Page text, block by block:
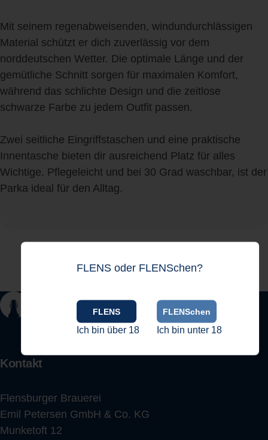
FLENS oder FLENSchen?
FLENS
Ich bin über 18
FLENSchen
Ich bin unter 18
Mit seinem regenabweisenden, windundurchlässigen
Material schützt er dich zuverlässig vor dem
norddeutschen Wetter. Die optimale Länge und der
gemütliche Schnitt sorgen für maximalen Komfort,
während das schlichte Design und die zeitlose
schwarze Farbe zu jedem Outfit passen.
Zwei seitliche Eingriffstaschen und eine praktische
Innentasche bieten dir ausreichend Platz für alles
Wichtige. Pflegeleicht und bei 30 Grad waschbar, ist der
Parka ideal für den Alltag.
Kontakt
Flensburger Brauerei
Emil Petersen GmbH & Co. KG
Munketoft 12